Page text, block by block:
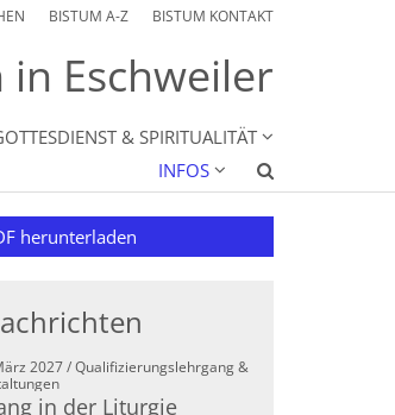
BISTUM A-Z BISTUM KONTAKT
Eschweiler
& SPIRITUALITÄT
INFOS
herunterladen
2027 / Qualifizierungslehrgang &
:
in der Liturgie